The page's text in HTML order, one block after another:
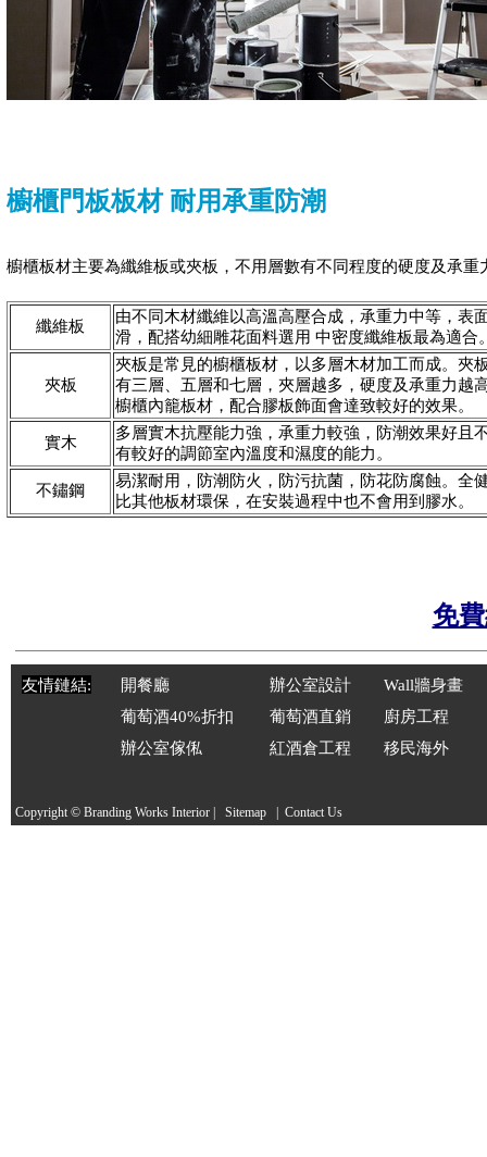
櫥櫃門板板材 耐用承重防潮
櫥櫃板材主要為纖維板或夾板，不用層數有不同程度的硬度及承重
纖維板
由不同木材纖維以高溫高壓合成，承重力中等，表
滑，配搭幼細雕花面料選用 中密度纖維板最為適合
夾板
夾板是常見的櫥櫃板材，以多層木材加工而成。夾
有三層、五層和七層，夾層越多，硬度及承重力越
櫥櫃內籠板材，配合膠板飾面會達致較好的效果。
實木
多層實木抗壓能力強， 承重力較強，防潮效果好且
有較好的調節室內溫度和濕度的能力。
不鏽鋼
易潔耐用，防潮防火，防污抗菌，防花防腐蝕。全
比其他板材環保，在安裝過程中也不會用到膠水。
免
友情鏈結: 開餐廳 辦公室設計 Wall牆身畫
葡萄酒40%折扣
葡萄酒直銷
廚房工程
辦公室傢俬
紅酒倉工程 移民海外
Copyright © Branding WorksInterior Sitemap| Contact Us